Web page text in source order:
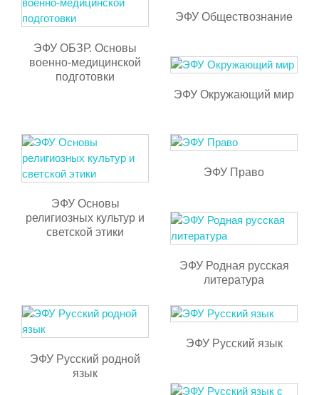
ЭФУ ОБЗР. Основы
военно-медицинской
подготовки
ЭФУ Обществознание
ЭФУ Окружающий мир
ЭФУ Основы
религиозных культур и
светской этики
ЭФУ Право
ЭФУ Родная русская
литература
ЭФУ Русский родной
язык
ЭФУ Русский язык